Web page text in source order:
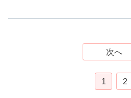
次へ
1 2